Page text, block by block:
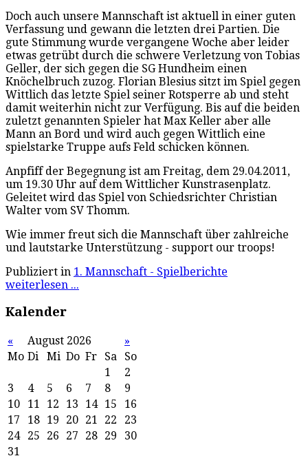
Doch auch unsere Mannschaft ist aktuell in einer guten
Verfassung und gewann die letzten drei Partien. Die
gute Stimmung wurde vergangene Woche aber leider
etwas getrübt durch die schwere Verletzung von Tobias
Geller, der sich gegen die SG Hundheim einen
Knöchelbruch zuzog. Florian Blesius sitzt im Spiel gegen
Wittlich das letzte Spiel seiner Rotsperre ab und steht
damit weiterhin nicht zur Verfügung. Bis auf die beiden
zuletzt genannten Spieler hat Max Keller aber alle
Mann an Bord und wird auch gegen Wittlich eine
spielstarke Truppe aufs Feld schicken können.
Anpfiff der Begegnung ist am Freitag, dem 29.04.2011,
um 19.30 Uhr auf dem Wittlicher Kunstrasenplatz.
Geleitet wird das Spiel von Schiedsrichter Christian
Walter vom SV Thomm.
Wie immer freut sich die Mannschaft über zahlreiche
und lautstarke Unterstützung - support our troops!
Publiziert in 1. Mannschaft - Spielberichte
weiterlesen ...
Kalender
« August 2026
»
Mo Di Mi Do Fr Sa
So
1
2
3
4 5 6 7 8
9
10
11 12 13 14 15
16
17
18 19 20 21 22
23
24
25 26 27 28 29
30
31